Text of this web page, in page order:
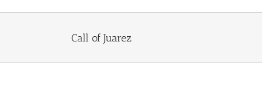
Call of Juarez